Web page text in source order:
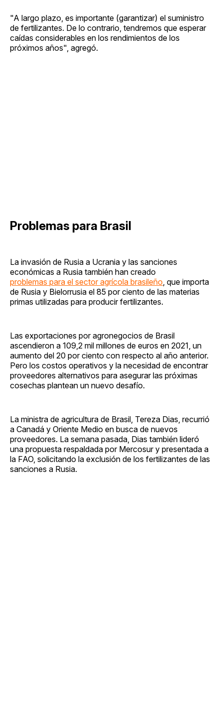
"A largo plazo, es importante (garantizar) el suministro
de fertilizantes. De lo contrario, tendremos que esperar
caídas considerables en los rendimientos de los
próximos años", agregó.
Problemas para Brasil
La invasión de Rusia a Ucrania y las sanciones
económicas a Rusia también han creado
problemas para el sector agrícola brasileño, que importa
de Rusia y Bielorrusia el 85 por ciento de las materias
primas utilizadas para producir fertilizantes.
Las exportaciones por agronegocios de Brasil
ascendieron a 109,2 mil millones de euros en 2021, un
aumento del 20 por ciento con respecto al año anterior.
Pero los costos operativos y la necesidad de encontrar
proveedores alternativos para asegurar las próximas
cosechas plantean un nuevo desafío.
La ministra de agricultura de Brasil, Tereza Dias, recurrió
a Canadá y Oriente Medio en busca de nuevos
proveedores. La semana pasada, Dias también lideró
una propuesta respaldada por Mercosur y presentada a
la FAO, solicitando la exclusión de los fertilizantes de las
sanciones a Rusia.